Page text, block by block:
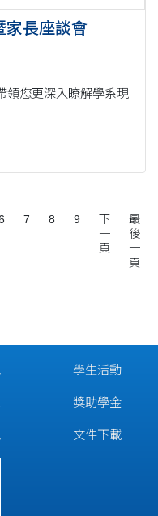
家長座談會
領您更深入瞭解學系現
7 8 9
下
一
頁
最
後
一
頁
學生活動
獎助學金
文件下載